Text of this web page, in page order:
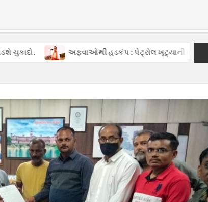
અફવાઓથી હડકંપ : પેટ્રોલ ખૂટ્યાની ખોટી વાતોથી